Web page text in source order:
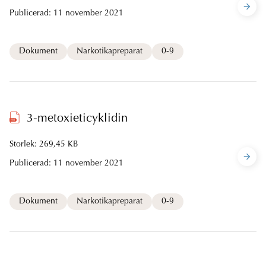
Publicerad: 11 november 2021
Dokument Narkotikapreparat 0-9
3-metoxieticyklidin
Storlek: 269,45 KB
Publicerad: 11 november 2021
Dokument Narkotikapreparat 0-9